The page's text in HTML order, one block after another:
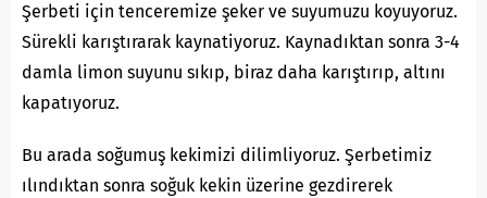
Şerbeti için tenceremize şeker ve suyumuzu koyuyoruz.
Sürekli karıştırarak kaynatiyoruz. Kaynadıktan sonra 3-4
damla limon suyunu sıkıp, biraz daha karıştırıp, altını
kapatıyoruz.
Bu arada soğumuş kekimizi dilimliyoruz. Şerbetimiz
ılındıktan sonra soğuk kekin üzerine gezdirerek